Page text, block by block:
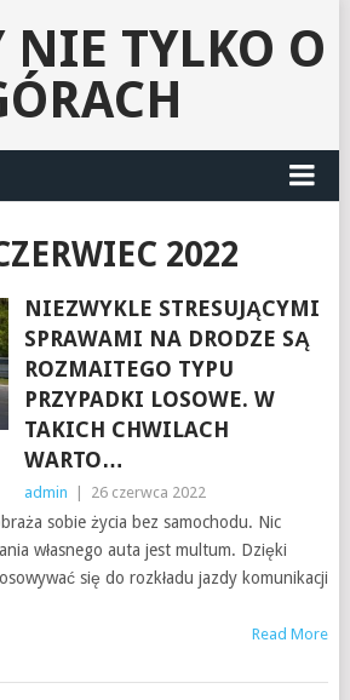
NIE TYLKO O
2022
NIEZWYKLE STRESUJĄCYMI
SPRAWAMI NA DRODZE SĄ
ROZMAITEGO TYPU
PRZYPADKI LOSOWE. W
TAKICH CHWILACH
WARTO…
admin 26 czerwca 2022
sobie życia bez samochodu. Nic
własnego auta jest multum. Dzięki
się do rozkładu jazdy komunikacji
Read More